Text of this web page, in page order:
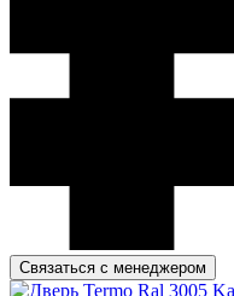
Связаться с менеджером